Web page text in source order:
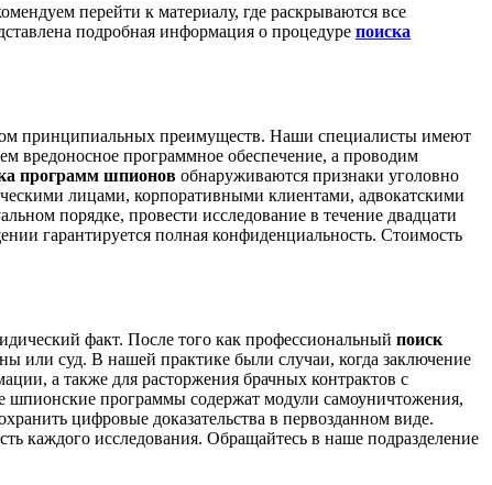
перейти к материалу, где раскрываются все
подробная информация о процедуре поиска
принципиальных преимуществ. Наши специалисты имеют
вредоносное программное обеспечение, а проводим
программ шпионов обнаруживаются признаки уголовно
лицами, корпоративными клиентами, адвокатскими
порядке, провести исследование в течение двадцати
гарантируется полная конфиденциальность. Стоимость
факт. После того как профессиональный поиск
или суд. В нашей практике были случаи, когда заключение
а также для расторжения брачных контрактов с
программы содержат модули самоуничтожения,
цифровые доказательства в первозданном виде.
каждого исследования. Обращайтесь в наше подразделение